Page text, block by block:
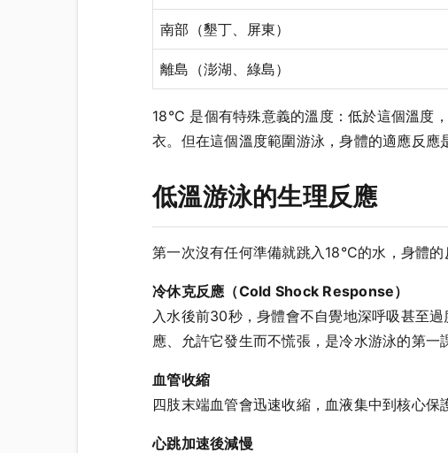
南部（墾丁、屏東）
離島（澎湖、綠島）
18°C 是個有特殊意義的溫度：低於這個溫度
衣。但在這個溫度範圍游泳，身體的適應反應
低溫游泳的生理反應
第一次沒有任何準備就跳入18°C的水，身體的
冷休克反應（Cold Shock Response）
入水後前30秒，身體會不自覺地深呼吸甚至
應、允許它發生而不慌張，是冷水游泳的第一
血管收縮
四肢末端血管會迅速收縮，血液集中到核心保
心跳加速後減慢